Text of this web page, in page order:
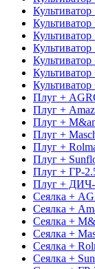
Плуг +
Плуг +
Плуг +
Плуг +
Плуг +
Плуг +
Плуг + ГР-
Плуг + ДИЧ-
Сеялка +
Сеялка +
Сеялка +
Сеялка +
Сеялка +
Сеялка +